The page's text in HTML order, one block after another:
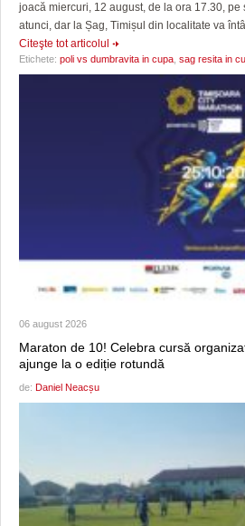
joacă miercuri, 12 august, de la ora 17.30, pe
atunci, dar la Șag, Timișul din localitate va
Citeşte tot articolul
Etichete: poli vs dumbravita in cupa sag resita in
06 august 2026
Maraton de 10! Celebra cursă
ajunge la o ediție rotundă
de: Daniel Neacșu